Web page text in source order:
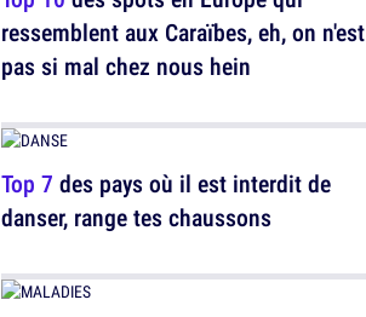
ressemblent aux Caraïbes, eh, on n'est
pas si mal chez nous hein
Top 7 des pays où il est interdit de
danser, range tes chaussons